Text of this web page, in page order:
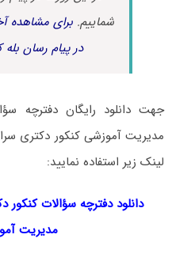
شماییم.برای مشاهده
در پیام رسان
جهت دانلود رایگان دفترچه
لینک زیر استفاده نمایید:
مدیریت